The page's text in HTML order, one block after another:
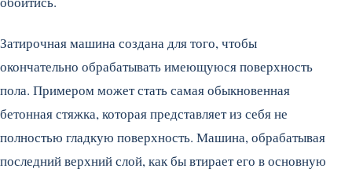
Затирочная машина создана для того, чтобы
окончательно обрабатывать имеющуюся поверхность
пола. Примером может стать самая обыкновенная
бетонная стяжка, которая представляет из себя не
полностью гладкую поверхность. Машина, обрабатывая
последний верхний слой, как бы втирает его в основную